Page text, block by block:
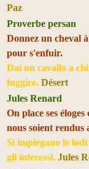
Paz
Proverbe persan
Donnez un cheval
pour s'enfuir.
Dai un cavallo a
fuggire. Désert
Jules Renard
On place ses
nous soient rendus
Si impiegano le
gli interessi. Jules